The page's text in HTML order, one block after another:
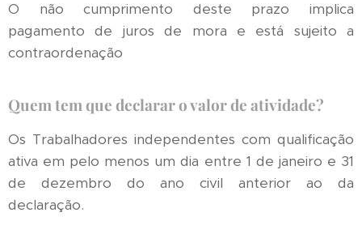
O não cumprimento deste prazo implica
pagamento de juros de mora e está sujeito a
contraordenação
Quem tem que declarar o valor de atividade?
Os Trabalhadores independentes com qualificação
ativa em pelo menos um dia entre 1 de janeiro e 31
de dezembro do ano civil anterior ao da
declaração.